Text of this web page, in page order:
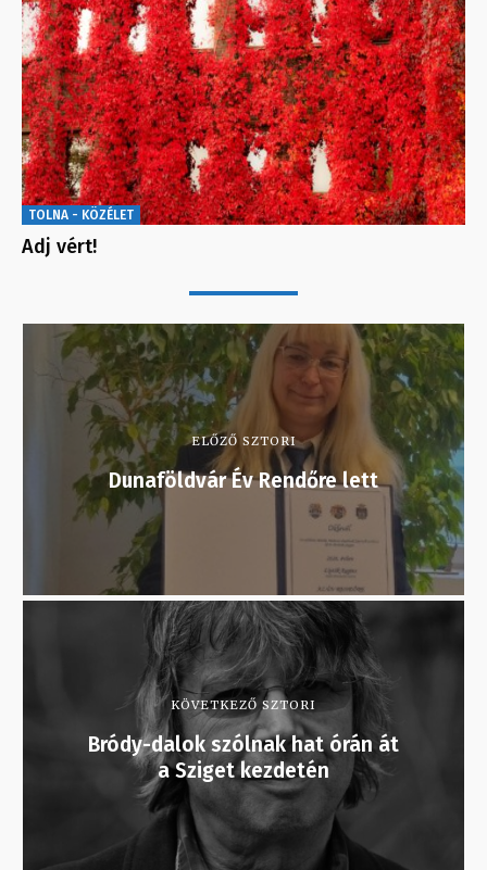
TOLNA - KÖZÉLET
Adj vért!
ELŐZŐ SZTORI
Dunaföldvár Év Rendőre lett
KÖVETKEZŐ SZTORI
Bródy-dalok szólnak hat órán át
a Sziget kezdetén